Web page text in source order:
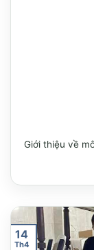
Giới thiệu về
14
Th4